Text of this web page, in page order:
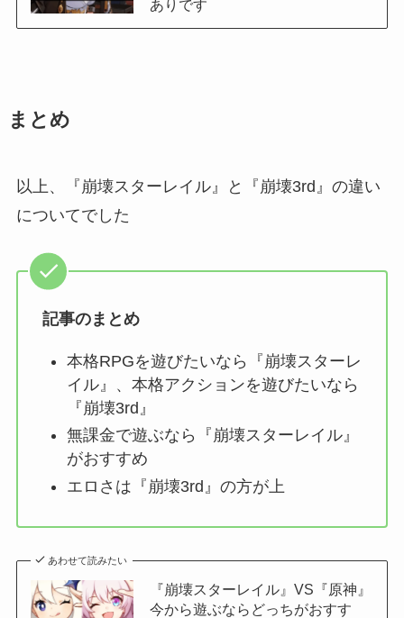
ありです
まとめ
以上、『崩壊スターレイル』と『崩壊3rd』の違い
についてでした
記事のまとめ
本格RPGを遊びたいなら『崩壊スターレ
イル』、本格アクションを遊びたいなら
『崩壊3rd』
無課金で遊ぶなら『崩壊スターレイル』
がおすすめ
エロさは『崩壊3rd』の方が上
あわせて読みたい
『崩壊スターレイル』VS『原神』
今から遊ぶならどっちがおすす